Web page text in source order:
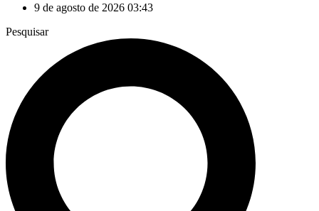
9 de agosto de 2026 03:43
Pesquisar